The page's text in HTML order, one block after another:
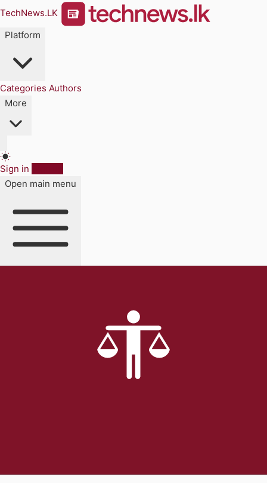
TechNews.LK
Platform
Categories Authors
More
Sign in
Open main menu